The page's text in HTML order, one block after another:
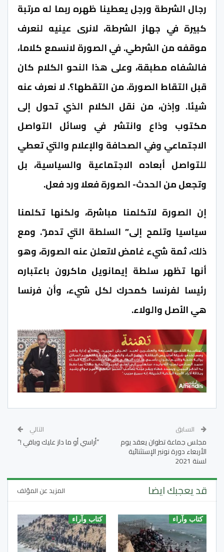
رجال الشرطة ورجل يعطينا ظهره ربما له مرتبة
كبيرة في جهاز الشرطة، لانرى عينيه لنعرف
موقفه من الشرطي. في الصورة لانسمع كلاما،
فالشفاه مطبقة، وعلى هذا النحو الكلام كان
قبل التقاط الصورة. من التقطها؟. لا نعرف عنه
شيئا. وإذن، من نقل الكلام الذي تحول إلى
مكتوب وذاع وانتشر في وسائل التواصل
الاجتماعي وفي الصحافة والإعلام والتي تعطي
للتواصل أبعاده الاجتماعية والسياسية، بل
وتجعل من الحدث- الصورة فعلا ورد فعل.
إن الصورة لاتكلمنا مباشرة، ولكنها تكلمنا
سياسيا وتلمح إلى” السلطة التي تدمر”. ومع
ذلك، ثمة شيء غامض لاتعلن عنه الصورة، وهو
أنها تظهر سلطة إيمانويل ماكرون باعتباره
رئيسا لفرنسا كمحرك لكل شيء، وأن فرنسا
هي الأصل والولاء.
السابق
مجلس جماعة تطوان يعقد يوم
الأربعاء دورة نونبر الإستثنائية
لسنة 2021
التالي
“أراسي أو ما داز عليك وباقي !”
قد يعجبك ايضا المزيد عن المؤلف
كتاب وآراء كتاب وآراء